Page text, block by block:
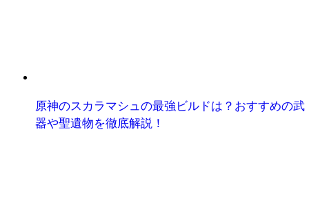
原神のスカラマシュの最強ビルドは？おすすめの武
器や聖遺物を徹底解説！